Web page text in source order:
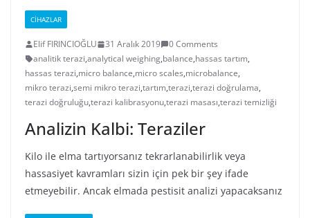
CIHAZLAR
Elif FIRINCIOĞLU 31 Aralık 2019
0 Comments
analitik terazi,analytical weighing,balance,hassas tartım,
hassas terazi,micro balance,micro scales,microbalance,
mikro terazi,semi mikro terazi,tartım,terazi,terazi doğrulama,
terazi doğruluğu,terazi kalibrasyonu,terazi masası,terazi temizliği
Analizin Kalbi: Teraziler
Kilo ile elma tartıyorsanız tekrarlanabilirlik veya
hassasiyet kavramları sizin için pek bir şey ifade
etmeyebilir. Ancak elmada pestisit analizi yapacaksanız